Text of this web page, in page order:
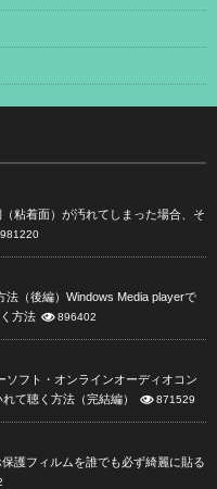
粘着面）が汚れてしまった場合、そ
981220
（後編）Windows Media playerで
方法
896402
ソフト・オンラインオーディオコン
て聴く方法（完結編）
871529
護フィルムを誰でも必ず綺麗に貼る